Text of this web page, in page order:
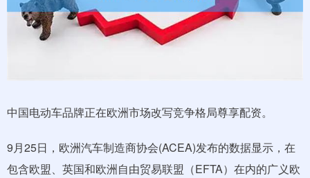
中国电动车品牌正在欧洲市场改写竞争格局尊享配资。
9月25日，欧洲汽车制造商协会(ACEA)发布的数据显示，在
包含欧盟、英国和欧洲自由贸易联盟（EFTA）在内的广义欧